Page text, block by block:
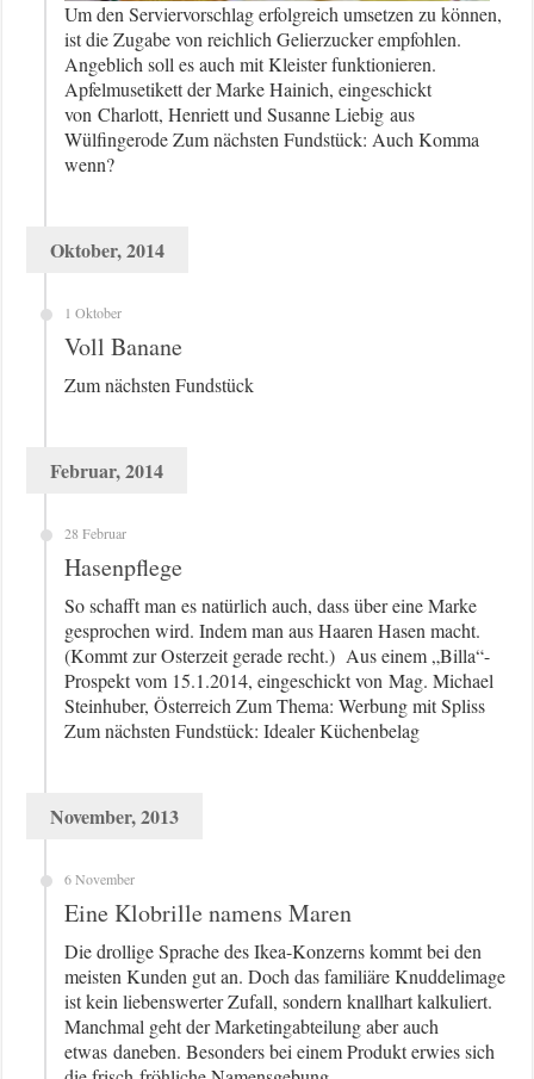
Um den Serviervorschlag erfolgreich umsetzen zu können,
ist die Zugabe von reichlich Gelierzucker empfohlen.
Angeblich soll es auch mit Kleister funktionieren.
Apfelmusetikett der Marke Hainich, eingeschickt
von Charlott, Henriett und Susanne Liebig aus
Wülfingerode Zum nächsten Fundstück: Auch Komma
wenn?
Oktober, 2014
1 Oktober
Voll Banane
Zum nächsten Fundstück
Februar, 2014
28 Februar
Hasenpflege
So schafft man es natürlich auch, dass über eine Marke
gesprochen wird. Indem man aus Haaren Hasen macht.
(Kommt zur Osterzeit gerade recht.) Aus einem „Billa“-
Prospekt vom 15.1.2014, eingeschickt von Mag. Michael
Steinhuber, Österreich Zum Thema: Werbung mit Spliss
Zum nächsten Fundstück: Idealer Küchenbelag
November, 2013
6 November
Eine Klobrille namens Maren
Die drollige Sprache des Ikea-Konzerns kommt bei den
meisten Kunden gut an. Doch das familiäre Knuddelimage
ist kein liebenswerter Zufall, sondern knallhart kalkuliert.
Manchmal geht der Marketingabteilung aber auch
etwas daneben. Besonders bei einem Produkt erwies sich